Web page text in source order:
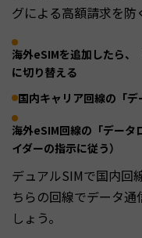
グによる高額請求を防
海外eSIMを追加したら、
に切り替える
国内キャリア回線の「
海外eSIM回線の「データ
イダーの指示に従う）
デュアルSIMで国内回
ちらの回線でデータ
しょう。